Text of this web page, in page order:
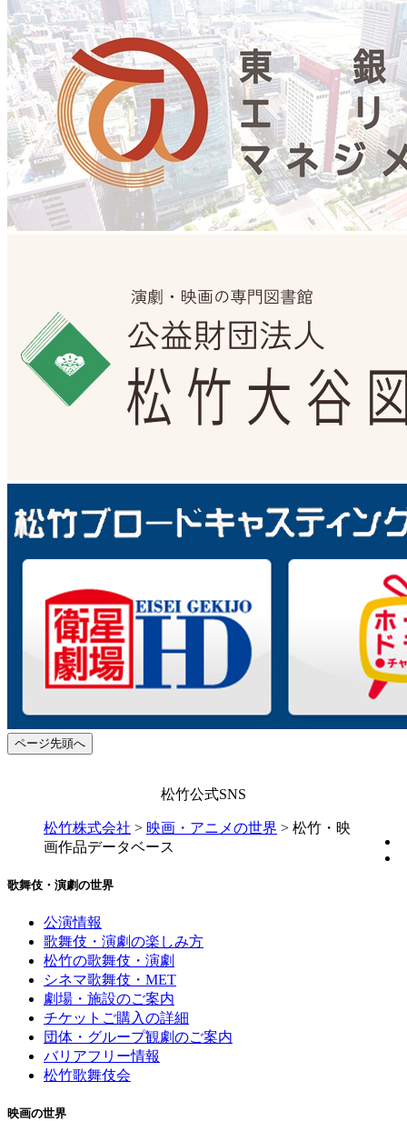
ページ先頭へ
松竹公式SNS
松竹株式会社 > 映画・アニメの世界 > 松竹・映
画作品データベース
歌舞伎・演劇の世界
公演情報
歌舞伎・演劇の楽しみ方
松竹の歌舞伎・演劇
シネマ歌舞伎・MET
劇場・施設のご案内
チケットご購入の詳細
団体・グループ観劇のご案内
バリアフリー情報
松竹歌舞伎会
映画の世界